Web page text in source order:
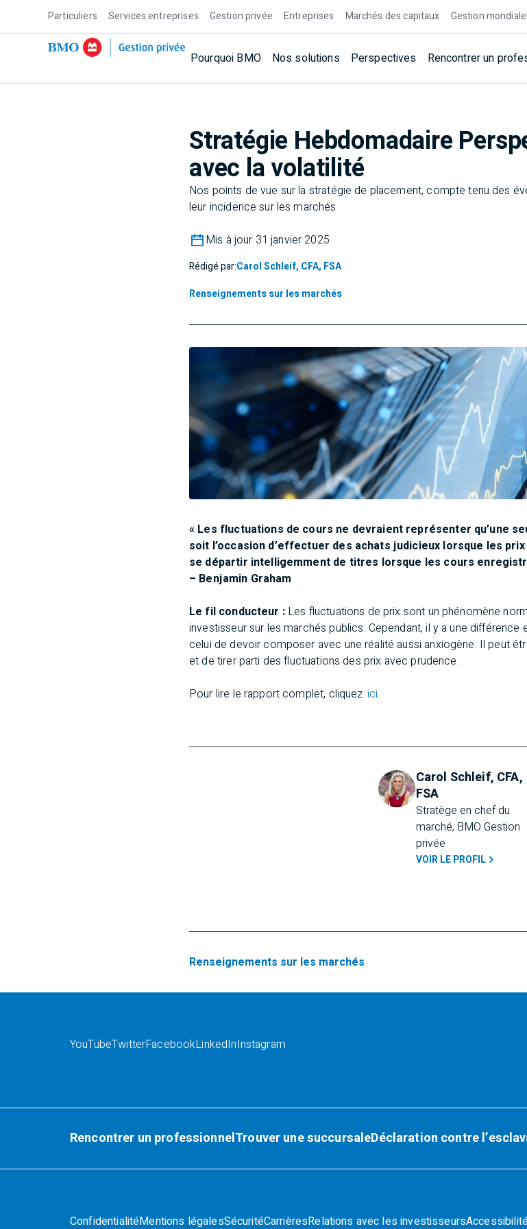
Particuliers Services entreprises Gestion privée Entreprises Marchés des capitaux Gestion
Pourquoi BMO Nos solutions Perspectives Rencontrer un
Stratégie Hebdomadaire
avec la volatilité
Nos points de vue sur la stratégie de placement, compte tenu des
leur incidence sur les marchés
Mis à jour 31 janvier 2025
Rédigé par:Carol Schleif, CFA, FSA
Renseignements sur les marchés
« Les fluctuations de cours ne devraient représenter qu’une
soit l’occasion d’effectuer des achats judicieux lorsque les
se départir intelligemment de titres lorsque les cours
– Benjamin Graham
Le fil conducteur :Les fluctuations de prix sont un phénomène
investisseur sur les marchés publics. Cependant, il y a une différence
celui de devoir composer avec une réalité aussi anxiogène. Il peut
et de tirer parti des fluctuations des prix avec prudence.
Pour lire le rapport complet, cliquez ici.
Carol Schleif, CFA,
FSA
Stratège en chef du
marché, BMO Gestion
privée
VOIR LE PROFIL
Renseignements sur les marchés
YouTubeTwitterFacebookLinkedInInstagram
Rencontrer un professionnelTrouver une succursaleDéclaration contre
ConfidentialitéMentions légalesSécuritéCarrièresRelations avec les investisseurs